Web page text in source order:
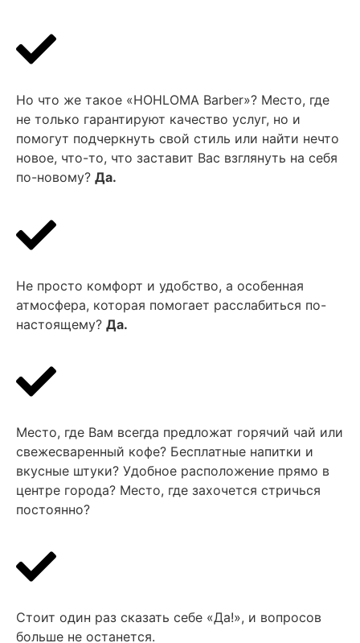
Но что же такое «HOHLOMA Barber»? Место, где
не только гарантируют качество услуг, но и
помогут подчеркнуть свой стиль или найти нечто
новое, что-то, что заставит Вас взглянуть на себя
по-новому? Да.
Не просто комфорт и удобство, а особенная
атмосфера, которая помогает расслабиться по-
настоящему? Да.
Место, где Вам всегда предложат горячий чай или
свежесваренный кофе? Бесплатные напитки и
вкусные штуки? Удобное расположение прямо в
центре города? Место, где захочется стричься
постоянно?
Стоит один раз сказать себе «Да!», и вопросов
больше не останется.